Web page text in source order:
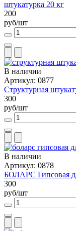
штукатурка 20 кг
200
руб/шт
В наличии
Артикул: 0877
Структурная
300
руб/шт
В наличии
Артикул: 0878
БОЛАРС Гипсовая
300
руб/шт